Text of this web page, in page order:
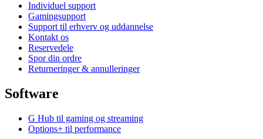
Individuel support
Gamingsupport
Support til erhverv og uddannelse
Kontakt os
Reservedele
Spor din ordre
Returneringer & annulleringer
Software
G Hub til gaming og streaming
Options+ til performance